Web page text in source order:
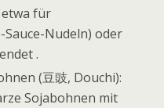
für
Nudeln) oder
.
(豆豉, Douchi):
Sojabohnen mit